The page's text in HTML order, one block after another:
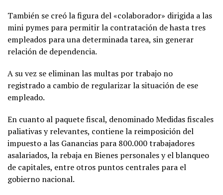
También se creó la figura del «colaborador» dirigida a las
mini pymes para permitir la contratación de hasta tres
empleados para una determinada tarea, sin generar
relación de dependencia.
A su vez se eliminan las multas por trabajo no
registrado a cambio de regularizar la situación de ese
empleado.
En cuanto al paquete fiscal, denominado Medidas fiscales
paliativas y relevantes, contiene la reimposición del
impuesto a las Ganancias para 800.000 trabajadores
asalariados, la rebaja en Bienes personales y el blanqueo
de capitales, entre otros puntos centrales para el
gobierno nacional.